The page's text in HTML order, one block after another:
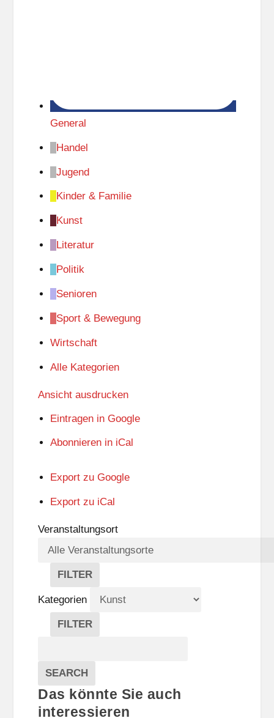
General
Handel
Jugend
Kinder & Familie
Kunst
Literatur
Politik
Senioren
Sport & Bewegung
Wirtschaft
Alle Kategorien
Ansicht ausdrucken
Eintragen in Google
Abonnieren in iCal
Export zu Google
Export zu iCal
Veranstaltungsort
FILTER
V
E
R
A
A
L
T
U
Kategorien
FILTER
E
G
O
R
Veranstaltungen
SEARCH
Das könnte Sie auch
interessieren